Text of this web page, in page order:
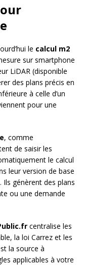
le calcul m2
sur smartphone
LiDAR (disponible
des plans précis en
à celle d’un
pour une
, comme
de saisir les
le calcul
leur version de base
génèrent des plans
ou une demande
centralise les
la loi Carrez et les
la source à
applicables à votre